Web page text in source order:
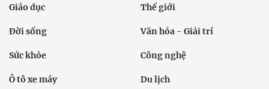
Giáo dục Thế giới
Đời sống Văn hóa - Giải trí
Sức khỏe Công nghệ
Ô tô xe máy Du lịch